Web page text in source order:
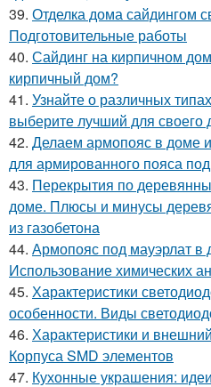
39. Отделка дома сайдингом
Подготовительные работы
40. Сайдинг на кирпичном
кирпичный дом?
41. Узнайте о различных
выберите лучший для своего
42. Делаем армопояс в доме
для армированного пояса
43. Перекрытия по
доме. Плюсы и минусы
из газобетона
44. Армопояс под мауэрлат в
Использование химических
45. Характеристики
особенности. Виды
46. Характеристики и
Корпуса SMD элементов
47. Кухонные украшения: